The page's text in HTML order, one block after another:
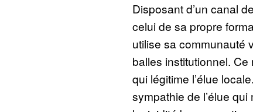
Disposant d’un canal
celui de sa propre
utilise sa communauté
balles institutionnel. Ce
qui légitime l’élue
sympathie de l’élue